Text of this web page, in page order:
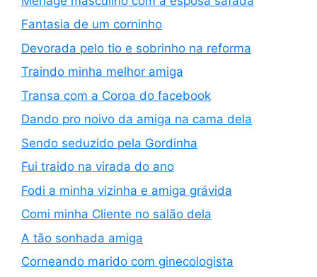
Fantasia de um corninho
Devorada pelo tio e sobrinho na reforma
Traindo minha melhor amiga
Transa com a Coroa do facebook
Dando pro noivo da amiga na cama dela
Sendo seduzido pela Gordinha
Fui traido na virada do ano
Fodi a minha vizinha e amiga grávida
Comi minha Cliente no salão dela
A tão sonhada amiga
Corneando marido com ginecologista